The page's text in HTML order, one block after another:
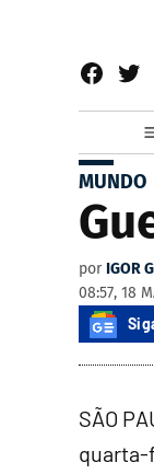
MUNDO
por IGOR
08:57, 18
SÃO
quarta-